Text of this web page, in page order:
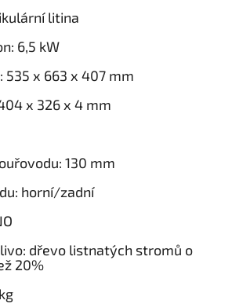
litina
6,5 kW
535 x 663 x 407 mm
x 326 x 4 mm
130 mm
horní/zadní
dřevo listnatých stromů o
20%